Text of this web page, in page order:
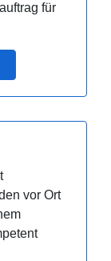
für
vor Ort